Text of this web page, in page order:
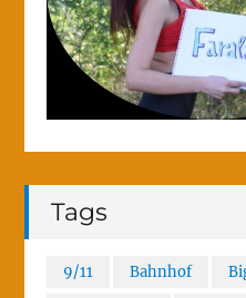
Tags
9/11 Bahnhof